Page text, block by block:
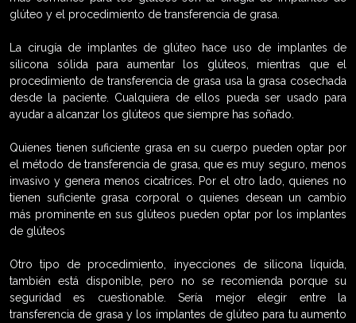
glúteo y el procedimiento de transferencia de grasa.
La cirugía de implantes de glúteo hace uso de implantes de
silicona sólida para aumentar los glúteos, mientras que el
procedimiento de transferencia de grasa usa la grasa cosechada
desde la paciente. Cualquiera de ellos pueda ser usado para
ayudar a alcanzar los glúteos que siempre has soñado.
Quienes tienen suficiente grasa en su cuerpo pueden optar por
el método de transferencia de grasa, que es muy seguro, menos
invasivo y genera menos cicatrices. Por el otro lado, quienes no
tienen suficiente grasa corporal o quienes desean un cambio
más prominente en sus glúteos pueden optar por los implantes
de glúteos
Otro tipo de procedimiento, inyecciones de silicona líquida,
también está disponible, pero no se recomienda porque su
seguridad es cuestionable. Sería mejor elegir entre la
transferencia de grasa y los implantes de glúteo para tu aumento